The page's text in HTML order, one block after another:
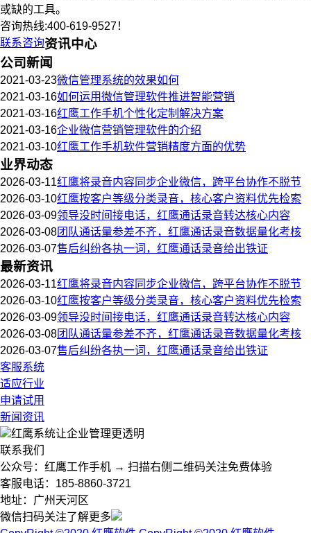
或缺的工具。
咨询热线:400-619-9527！
联系咨询资讯中心
公司新闻
2021-03-23微信管理系统的效果如何
2021-03-16如何运用微信管理软件推进智能营销
2021-03-16红鹰工作手机个性化定制解决方案
2021-03-16企业微信营销管理软件的介绍
2021-03-10红鹰工作手机软件营销精度方面的优势
业界动态
2026-03-11红鹰将录音内容同步企业微信，跨平台协作不脱节
2026-03-10红鹰按客户等级分类录音，核心客户资料优先检索
2026-03-09领导没时间接电话，红鹰通话录音转达核心内容
2026-03-08团队通话量参差不齐，红鹰通话录音数据量化考核
2026-03-07售后纠纷各执一词，红鹰通话录音给出铁证
最新资讯
2026-03-11红鹰将录音内容同步企业微信，跨平台协作不脱节
2026-03-10红鹰按客户等级分类录音，核心客户资料优先检索
2026-03-09领导没时间接电话，红鹰通话录音转达核心内容
2026-03-08团队通话量参差不齐，红鹰通话录音数据量化考核
2026-03-07售后纠纷各执一词，红鹰通话录音给出铁证
客服系统
适应行业
申请试用
新闻资讯
红鹰系统让企业管理更透明
联系我们
公众号：红鹰工作手机 → 扫描右侧二维码关注免费体验
客服电话：185-8860-3721
地址：广州天河区
微信扫码关注了解更多